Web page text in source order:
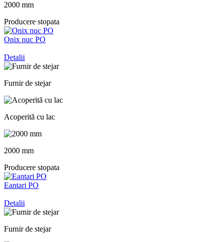
2000 mm
Producere stopata
Onix nuc PO
Detalii
Furnir de stejar
Acoperită cu lac
2000 mm
Producere stopata
Eantari PO
Detalii
Furnir de stejar